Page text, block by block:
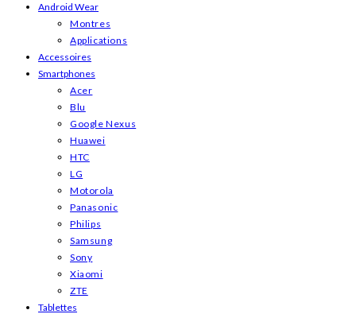
Android Wear
Montres
Applications
Accessoires
Smartphones
Acer
Blu
Google Nexus
Huawei
HTC
LG
Motorola
Panasonic
Philips
Samsung
Sony
Xiaomi
ZTE
Tablettes